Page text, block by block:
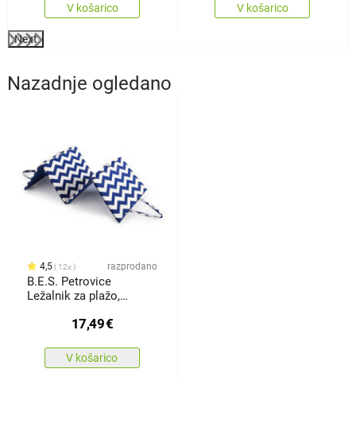
V košarico V košarico
Next
Nazadnje ogledano
4,5 12x razprodano
B.E.S. Petrovice
Ležalnik za plažo,
17,49€
V košarico